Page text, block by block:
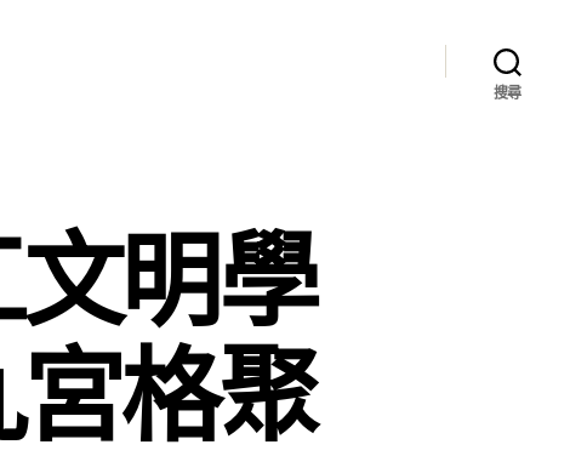
搜尋
明學
格聚